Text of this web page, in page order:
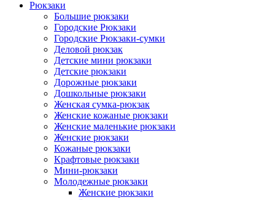
Рюкзаки
Большие рюкзаки
Городские Рюкзаки
Городские Рюкзаки-сумки
Деловой рюкзак
Детские мини рюкзаки
Детские рюкзаки
Дорожные рюкзаки
Дошкольные рюкзаки
Женская сумка-рюкзак
Женские кожаные рюкзаки
Женские маленькие рюкзаки
Женские рюкзаки
Кожаные рюкзаки
Крафтовые рюкзаки
Мини-рюкзаки
Молодежные рюкзаки
Женские рюкзаки